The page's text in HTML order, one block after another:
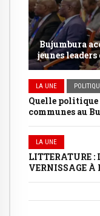
Bujumbura
jeunes
LA UNE
Quelle politique
communes au
LA UNE
LITTERATURE :
VERNISSAGE